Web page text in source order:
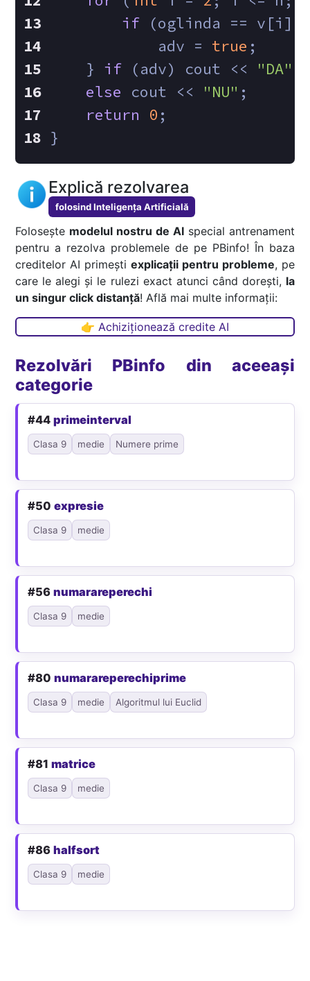
if (oglinda == v[i])
            adv =
true ;
    }
if (adv) cout << "DA"
else cout << "NU" ;
return
0 ;
}
Explică rezolvarea
folosind Inteligența Artificială
Folosește modelul nostru de AIspecial antrenament
pentru a rezolva problemele de pe PBinfo! În baza
creditelor AI primești explicații pentru probleme, pe
care le alegi și le rulezi exact atunci când dorești, la
un singur click distanță! Află mai multe informații:
👉 Achiziționează credite AI
Rezolvări PBinfo din aceeași
categorie
#44primeinterval
Clasa 9 medie Numere prime
#50expresie
Clasa 9 medie
#56numarareperechi
Clasa 9 medie
#80numarareperechiprime
Clasa 9 medie Algoritmul lui Euclid
#81matrice
Clasa 9 medie
#86halfsort
Clasa 9 medie